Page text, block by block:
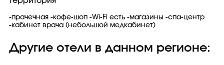
-прачечная -кофе-шоп -Wi-Fi есть -магазины -спа-центр
-кабинет врача (небольшой медкабинет)
Другие отели в данном регионе: